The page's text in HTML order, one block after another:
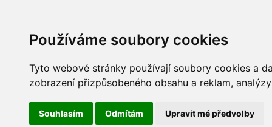
Používáme soubory cookies
Tyto webové stránky používají soubory cookies a
zobrazení přizpůsobeného obsahu a reklam,
Souhlasím Odmítám Upravit mé předvolby